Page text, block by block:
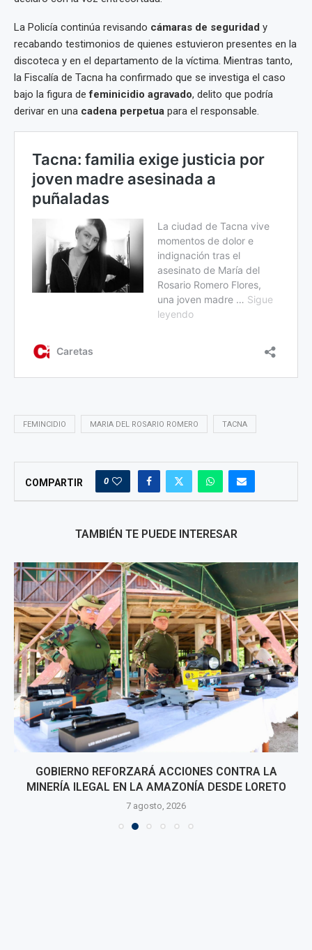
La Policía continúa revisando cámaras de seguridad y
recabando testimonios de quienes estuvieron presentes en la
discoteca y en el departamento de la víctima. Mientras tanto,
la Fiscalía de Tacna ha confirmado que se investiga el caso
bajo la figura defeminicidio agravado, delito que podría
derivar en una cadena perpetua para el responsable.
FEMINCIDIO MARIA DEL ROSARIO ROMERO TACNA
COMPARTIR 0
TAMBIÉN TE PUEDE INTERESAR
GOBIERNO REFORZARÁ ACCIONES CONTRA LA
MINERÍA ILEGAL EN LA AMAZONÍA DESDE LORETO
7 agosto, 2026